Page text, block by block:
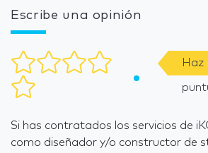
Escribe una opinión
Haz
Si has contratados los servicios de
como diseñador y/o constructor de